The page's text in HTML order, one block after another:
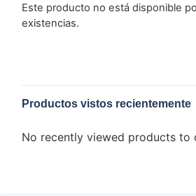
Este producto no está disponible
existencias.
Productos vistos recientemente
No recently viewed products to